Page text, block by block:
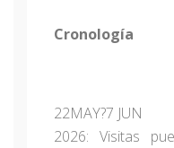
Cronología
22MAY?7 JUN
2026: Visitas